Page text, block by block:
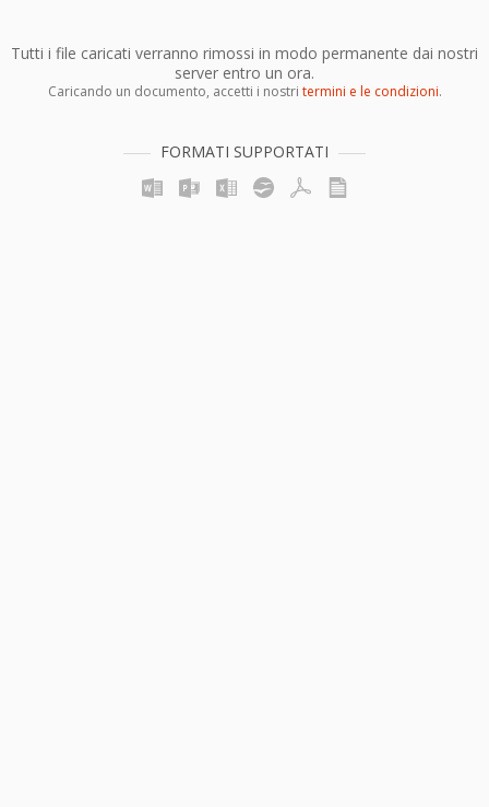
Tutti i file caricati verranno rimossi in modo permanente dai nostri
server entro un ora.
Caricando un documento, accetti i nostri termini e le condizioni.
FORMATI SUPPORTATI